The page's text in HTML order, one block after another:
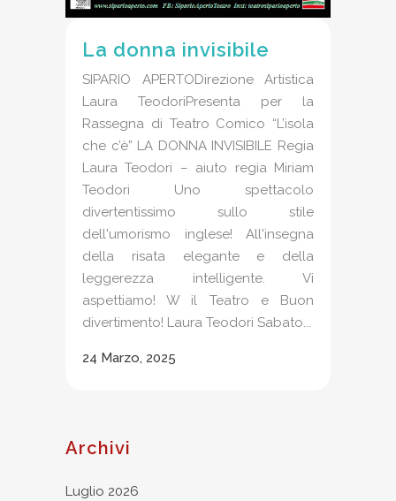
La donna invisibile
SIPARIO APERTODirezione Artistica
Laura TeodoriPresenta per la
Rassegna di Teatro Comico “L’isola
che c’è” LA DONNA INVISIBILE Regia
Laura Teodori – aiuto regia Miriam
Teodori Uno spettacolo
divertentissimo sullo stile
dell'umorismo inglese! All'insegna
della risata elegante e della
leggerezza intelligente. Vi
aspettiamo! W il Teatro e Buon
divertimento! Laura Teodori Sabato...
24 Marzo, 2025
Archivi
Luglio 2026